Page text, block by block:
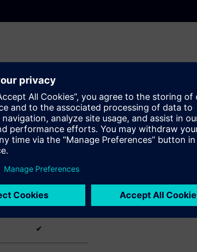
to PADS users
to PADS, with automatic access to an Xpedition
Xpedition
✔
✔